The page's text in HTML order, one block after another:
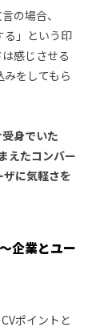
の場合、
る」という印
感じさせる
をしてもら
身でいた
えたコンバー
に気軽さを
企業とユー
ポイントと